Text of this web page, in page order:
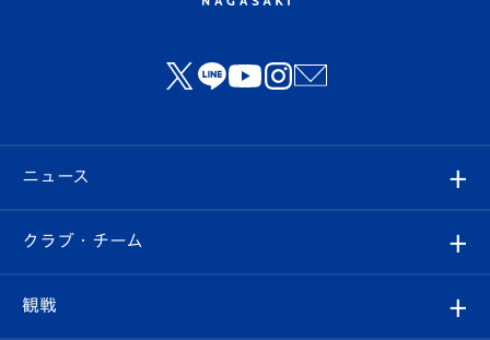
ニュース
すべて
クラブ・チーム
観戦